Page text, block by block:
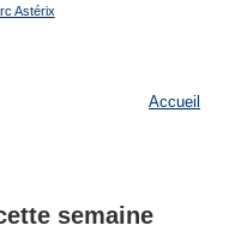
Astérix
Accueil
semaine